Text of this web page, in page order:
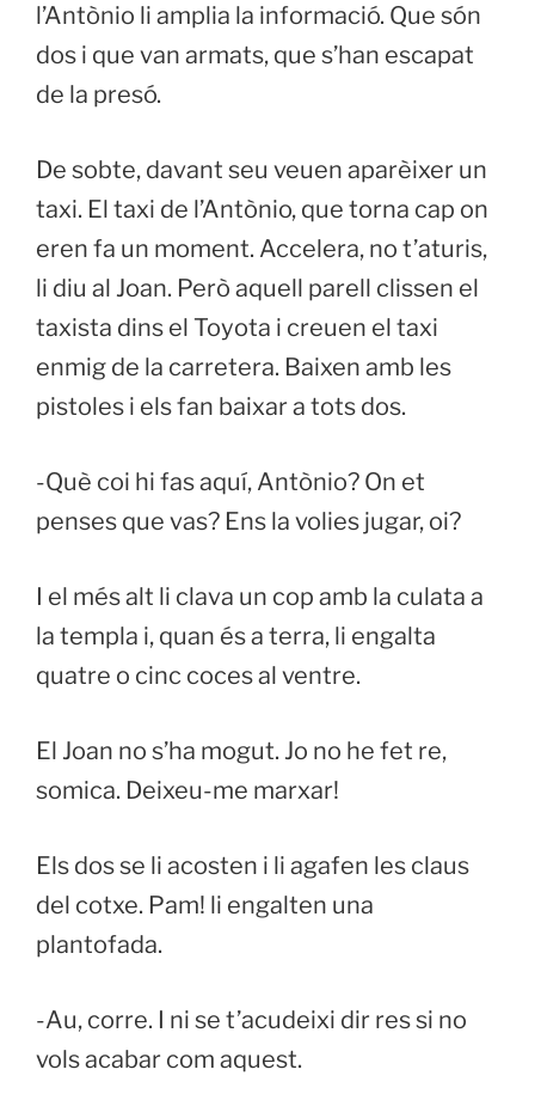
l’Antònio li amplia la informació. Que són
dos i que van armats, que s’han escapat
de la presó.
De sobte, davant seu veuen aparèixer un
taxi. El taxi de l’Antònio, que torna cap on
eren fa un moment. Accelera, no t’aturis,
li diu al Joan. Però aquell parell clissen el
taxista dins el Toyota i creuen el taxi
enmig de la carretera. Baixen amb les
pistoles i els fan baixar a tots dos.
-Què coi hi fas aquí, Antònio? On et
penses que vas? Ens la volies jugar, oi?
I el més alt li clava un cop amb la culata a
la templa i, quan és a terra, li engalta
quatre o cinc coces al ventre.
El Joan no s’ha mogut. Jo no he fet re,
somica. Deixeu-me marxar!
Els dos se li acosten i li agafen les claus
del cotxe. Pam! li engalten una
plantofada.
-Au, corre. I ni se t’acudeixi dir res si no
vols acabar com aquest.